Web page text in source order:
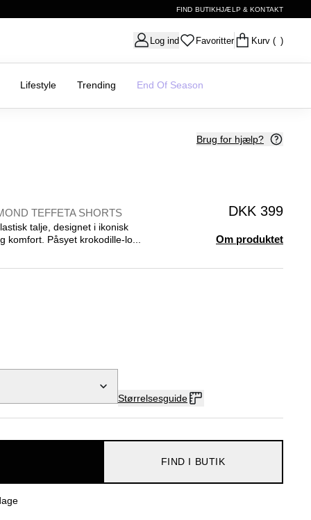
FIND BUTIKHJÆLP & KONTAKT
Log ind Favoritter Kurv ( )
Lifestyle Trending End Of Season
Brug for hjælp?
TEFFETA SHORTS DKK 399
talje, designet i ikonisk
Påsyet krokodille-lo...
Om produktet
Størrelsesguide
FIND I BUTIK